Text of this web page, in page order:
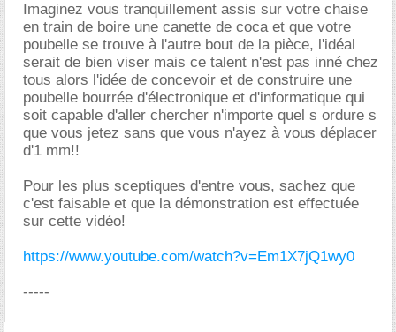
Imaginez vous tranquillement assis sur votre chaise
en train de boire une canette de coca et que votre
poubelle se trouve à l'autre bout de la pièce, l'idéal
serait de bien viser mais ce talent n'est pas inné chez
tous alors l'idée de concevoir et de construire une
poubelle bourrée d'électronique et d'informatique qui
soit capable d'aller chercher n'importe quel s ordure s
que vous jetez sans que vous n'ayez à vous déplacer
d'1 mm!!
Pour les plus sceptiques d'entre vous, sachez que
c'est faisable et que la démonstration est effectuée
sur cette vidéo!
https://www.youtube.com/watch?v=Em1X7jQ1wy0
-----